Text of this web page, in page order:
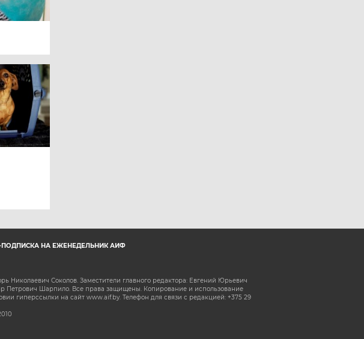
НА ЕЖЕНЕДЕЛЬНИК АИФ
Николаевич Соколов. Заместители главного редактора: Евгений Юрьевич
Шарпило. Все права защищены. Копирование и использование
гиперссылки на сайт www.aif.by. Телефон для связи с редакцией: +375 29